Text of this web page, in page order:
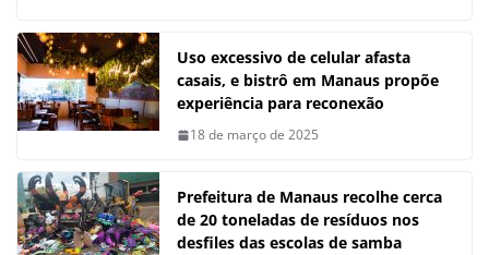
Uso excessivo de celular afasta
casais, e bistrô em Manaus propõe
experiência para reconexão
18 de março de 2025
Prefeitura de Manaus recolhe cerca
de 20 toneladas de resíduos nos
desfiles das escolas de samba